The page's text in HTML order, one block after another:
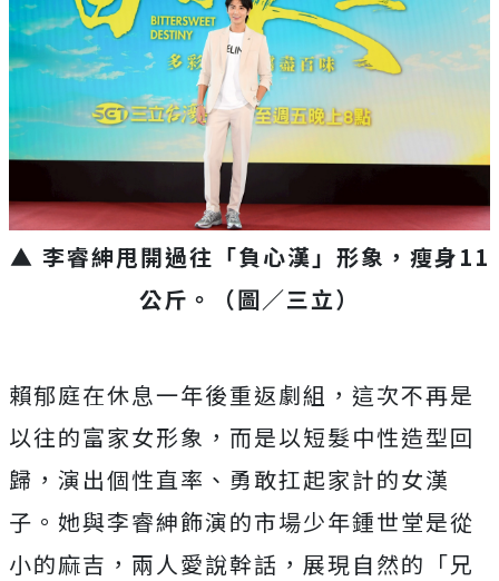
▲ 李睿紳甩開過往「負心漢」形象，瘦身11
公斤。（圖／三立）
賴郁庭在休息一年後重返劇組，這次不再是
以往的富家女形象，而是以短髮中性造型回
歸，演出個性直率、勇敢扛起家計的女漢
子。她與李睿紳飾演的市場少年鍾世堂是從
小的麻吉，兩人愛說幹話，展現自然的「兄